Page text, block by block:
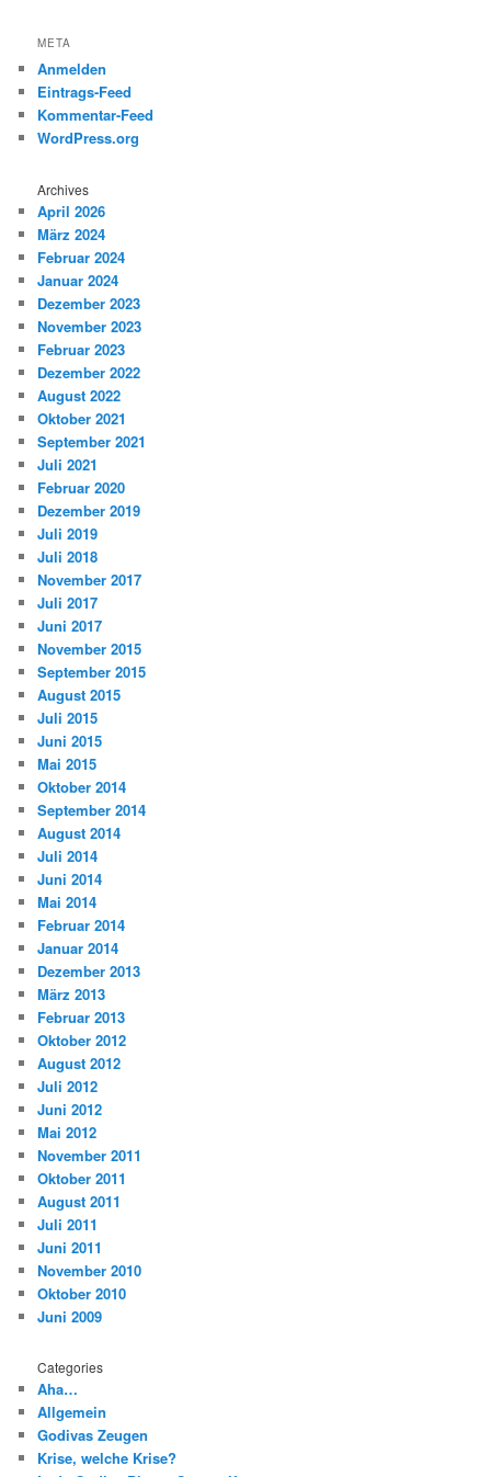
META
Anmelden
Eintrags-Feed
Kommentar-Feed
WordPress.org
Archives
April 2026
März 2024
Februar 2024
Januar 2024
Dezember 2023
November 2023
Februar 2023
Dezember 2022
August 2022
Oktober 2021
September 2021
Juli 2021
Februar 2020
Dezember 2019
Juli 2019
Juli 2018
November 2017
Juli 2017
Juni 2017
November 2015
September 2015
August 2015
Juli 2015
Juni 2015
Mai 2015
Oktober 2014
September 2014
August 2014
Juli 2014
Juni 2014
Mai 2014
Februar 2014
Januar 2014
Dezember 2013
März 2013
Februar 2013
Oktober 2012
August 2012
Juli 2012
Juni 2012
Mai 2012
November 2011
Oktober 2011
August 2011
Juli 2011
Juni 2011
November 2010
Oktober 2010
Juni 2009
Categories
Aha…
Allgemein
Godivas Zeugen
Krise, welche Krise?